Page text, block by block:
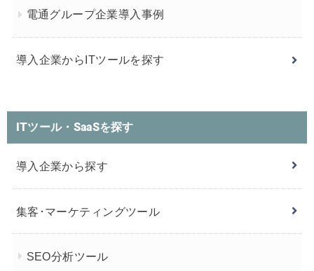
電通グループ企業導入事例
導入企業からITツールを探す
ITツール・SaaSを探す
導入企業から探す
集客･マーケティングツール
SEO分析ツール